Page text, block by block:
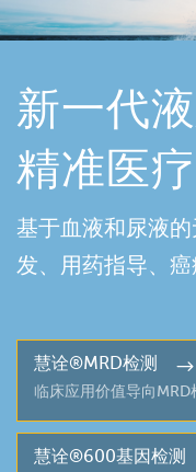
新一代
精准医疗
基于血液和尿液
发、用药指导、
临床应用价值导向MRD
慧诠®MRD检测
慧诠®600基因检测